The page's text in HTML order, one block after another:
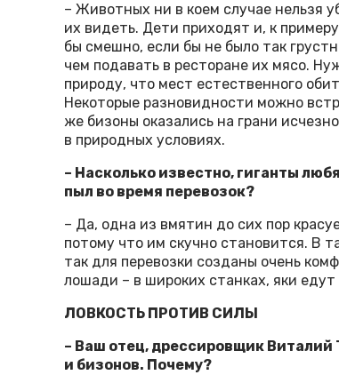
– Животных ни в коем случае нельзя
их видеть. Дети приходят и, к
бы смешно, если бы не было так
чем подавать в ресторане их мясо.
природу, что мест естественного
Некоторые разновидности можно
же бизоны оказались на грани
в природных условиях.
– Насколько известно, гиганты
пыл во время перевозок?
– Да, одна из вмятин до сих пор
потому что им скучно становится. В
так для перевозки созданы очень
лошади – в широких станках, яки
ЛОВКОСТЬ ПРОТИВ СИЛЫ
– Ваш отец, дрессировщик Виталий
и бизонов. Почему?